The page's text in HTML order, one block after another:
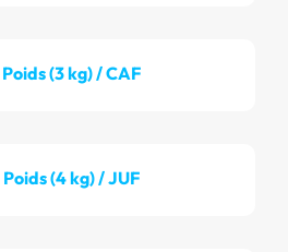
Poids (3 kg) / CAF
Poids (4 kg) / JUF